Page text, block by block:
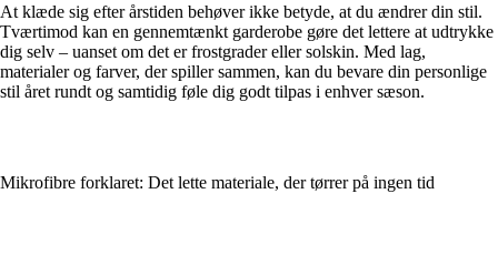
At klæde sig efter årstiden behøver ikke betyde, at du ændrer din stil.
Tværtimod kan en gennemtænkt garderobe gøre det lettere at udtrykke
dig selv – uanset om det er frostgrader eller solskin. Med lag,
materialer og farver, der spiller sammen, kan du bevare din personlige
stil året rundt og samtidig føle dig godt tilpas i enhver sæson.
Mikrofibre forklaret: Det lette materiale, der tørrer på ingen tid